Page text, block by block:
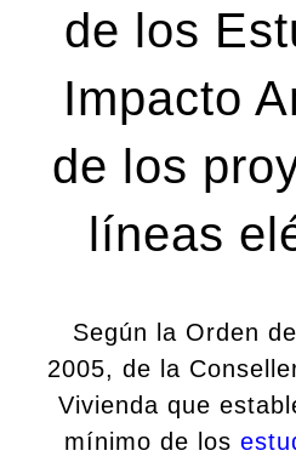
de los
Impacto
de los
líneas
Según la Orden
2005, de la
Vivienda que
mínimo de los